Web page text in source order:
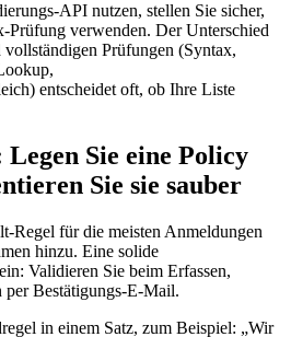
nutzen, stellen Sie sicher,
verwenden. Der Unterschied
Prüfungen (Syntax,
entscheidet oft, ob Ihre Liste
Sie eine Policy
Sie sie sauber
für die meisten Anmeldungen
hinzu. Eine solide
Validieren Sie beim Erfassen,
Bestätigungs‑E‑Mail.
in einem Satz, zum Beispiel: „Wir